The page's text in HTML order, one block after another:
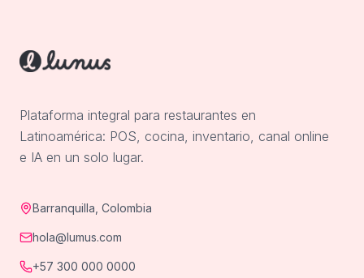
Plataforma integral para restaurantes en
Latinoamérica: POS, cocina, inventario, canal online
e IA en un solo lugar.
Barranquilla, Colombia
hola@lumus.com
+57 300 000 0000